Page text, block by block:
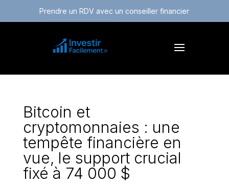
Prendre un RDV avec un conseiller financier
Bitcoin et
cryptomonnaies : une
tempête financière en
vue, le support crucial
fixé à 74 000 $